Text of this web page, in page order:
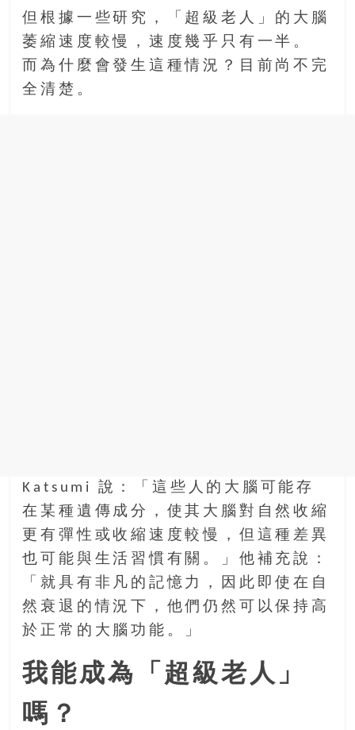
但根據一些研究，「超級老人」的大腦
萎縮速度較慢，速度幾乎只有一半。
而為什麼會發生這種情況？目前尚不完
全清楚。
Katsumi 說：「這些人的大腦可能存
在某種遺傳成分，使其大腦對自然收縮
更有彈性或收縮速度較慢，但這種差異
也可能與生活習慣有關。」他補充說：
「就具有非凡的記憶力，因此即使在自
然衰退的情況下，他們仍然可以保持高
於正常的大腦功能。」
我能成為「超級老人」
嗎？